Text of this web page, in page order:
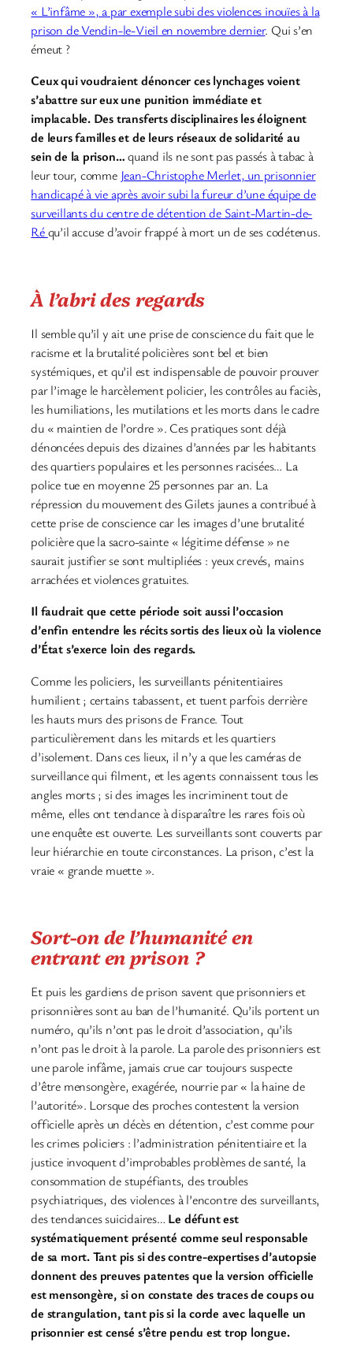
« L’infâme », a par exemple subi des violences inouïes à la
prison de Vendin-le-Vieil en novembre dernier. Qui s’en
émeut ?
Ceux qui voudraient dénoncer ces lynchages voient
s’abattre sur eux une punition immédiate et
implacable. Des transferts disciplinaires les éloignent
de leurs familles et de leurs réseaux de solidarité au
sein de la prison…quand ils ne sont pas passés à tabac à
leur tour, comme Jean-Christophe Merlet, un prisonnier
handicapé à vie après avoir subi la fureur d’une équipe de
surveillants du centre de détention de Saint-Martin-de-
Réqu’il accuse d’avoir frappé à mort un de ses codétenus.
À l’abri des regards
Il semble qu’il y ait une prise de conscience du fait que le
racisme et la brutalité policières sont bel et bien
systémiques, et qu’il est indispensable de pouvoir prouver
par l’image le harcèlement policier, les contrôles au faciès,
les humiliations, les mutilations et les morts dans le cadre
du « maintien de l’ordre ». Ces pratiques sont déjà
dénoncées depuis des dizaines d’années par les habitants
des quartiers populaires et les personnes racisées… La
police tue en moyenne 25 personnes par an. La
répression du mouvement des Gilets jaunes a contribué à
cette prise de conscience car les images d’une brutalité
policière que la sacro-sainte « légitime défense » ne
saurait justifier se sont multipliées : yeux crevés, mains
arrachées et violences gratuites.
Il faudrait que cette période soit aussi l’occasion
d’enfin entendre les récits sortis des lieux où la violence
d’État s’exerce loin des regards.
Comme les policiers, les surveillants pénitentiaires
humilient ; certains tabassent, et tuent parfois derrière
les hauts murs des prisons de France. Tout
particulièrement dans les mitards et les quartiers
d’isolement. Dans ces lieux, il n’y a que les caméras de
surveillance qui filment, et les agents connaissent tous les
angles morts ; si des images les incriminent tout de
même, elles ont tendance à disparaître les rares fois où
une enquête est ouverte. Les surveillants sont couverts par
leur hiérarchie en toute circonstances. La prison, c’est la
vraie « grande muette ».
Sort-on de l’humanité en
entrant en prison ?
Et puis les gardiens de prison savent que prisonniers et
prisonnières sont au ban de l’humanité. Qu’ils portent un
numéro, qu’ils n’ont pas le droit d’association, qu’ils
n’ont pas le droit à la parole. La parole des prisonniers est
une parole infâme, jamais crue car toujours suspecte
d’être mensongère, exagérée, nourrie par « la haine de
l’autorité». Lorsque des proches contestent la version
officielle après un décès en détention, c’est comme pour
les crimes policiers : l’administration pénitentiaire et la
justice invoquent d’improbables problèmes de santé, la
consommation de stupéfiants, des troubles
psychiatriques, des violences à l’encontre des surveillants,
des tendances suicidaires… Le défunt est
systématiquement présenté comme seul responsable
de sa mort. Tant pis si des contre-expertises d’autopsie
donnent des preuves patentes que la version officielle
est mensongère, si on constate des traces de coups ou
de strangulation, tant pis si la corde avec laquelle un
prisonnier est censé s’être pendu est trop longue.